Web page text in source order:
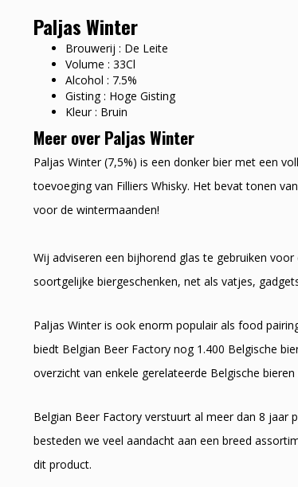
Paljas Winter
Brouwerij : De Leite
Volume : 33Cl
Alcohol : 7.5%
Gisting : Hoge Gisting
Kleur : Bruin
Meer over Paljas Winter
Paljas Winter (7,5%) is een donker bier met een
toevoeging van Filliers Whisky. Het bevat tonen
voor de wintermaanden!
Wij adviseren een bijhorend glas te gebruiken
soortgelijke biergeschenken, net als vatjes,
Paljas Winter is ook enorm populair als food
biedt Belgian Beer Factory nog 1.400 Belgische
overzicht van enkele gerelateerde Belgische
Belgian Beer Factory verstuurt al meer dan 8 jaar
besteden we veel aandacht aan een breed
dit product.